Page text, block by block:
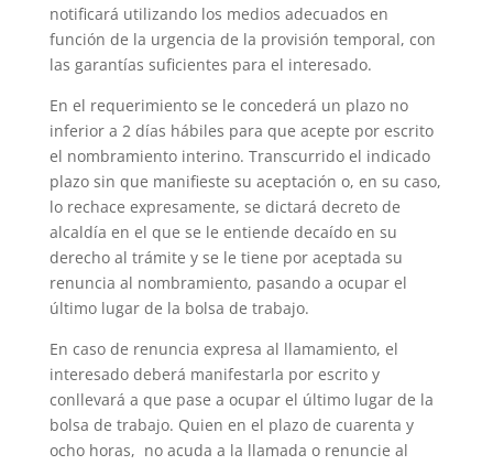
notificará utilizando los medios adecuados en
función de la urgencia de la provisión temporal, con
las garantías suficientes para el interesado.
En el requerimiento se le concederá un plazo no
inferior a 2 días hábiles para que acepte por escrito
el nombramiento interino. Transcurrido el indicado
plazo sin que manifieste su aceptación o, en su caso,
lo rechace expresamente, se dictará decreto de
alcaldía en el que se le entiende decaído en su
derecho al trámite y se le tiene por aceptada su
renuncia al nombramiento, pasando a ocupar el
último lugar de la bolsa de trabajo.
En caso de renuncia expresa al llamamiento, el
interesado deberá manifestarla por escrito y
conllevará a que pase a ocupar el último lugar de la
bolsa de trabajo. Quien en el plazo de cuarenta y
ocho horas, no acuda a la llamada o renuncie al